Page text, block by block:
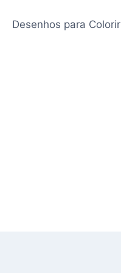
Desenhos para Colorir